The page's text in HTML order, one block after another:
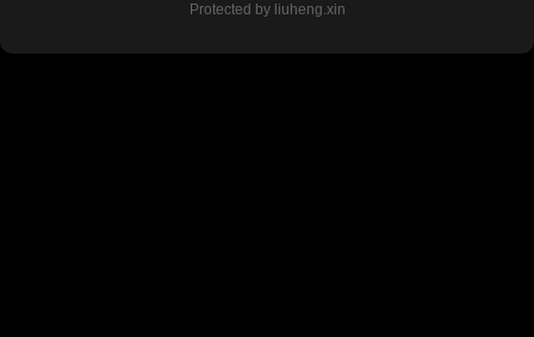
Protected by liuheng.xin